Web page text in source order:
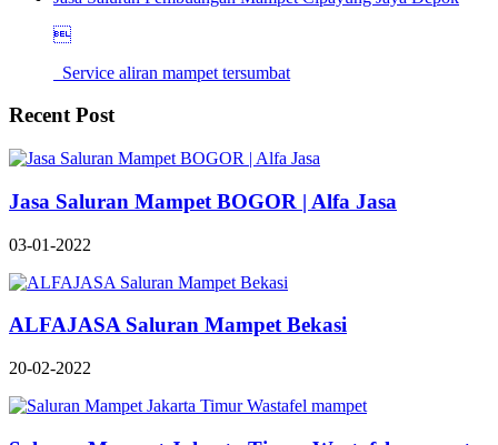

Service aliran mampet tersumbat
Recent Post
Jasa Saluran Mampet BOGOR | Alfa Jasa
03-01-2022
ALFAJASA Saluran Mampet Bekasi
20-02-2022